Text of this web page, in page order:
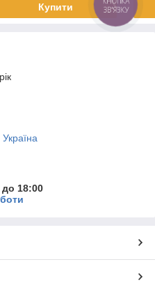
Купити
до 18:00
КНОПКА
ЗВ'ЯЗКУ